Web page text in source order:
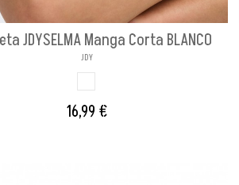
JDYSELMA Manga Corta BLANCO
JDY
16,99 €